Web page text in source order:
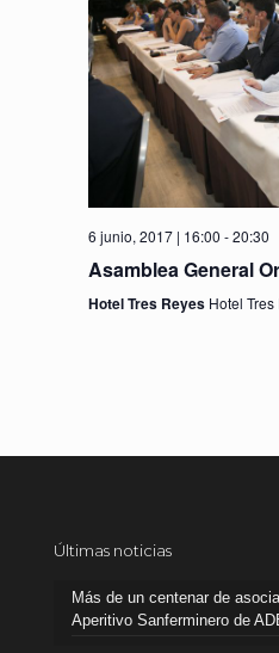
6 junio, 2017 | 16:00 -20:30
Asamblea General
Hotel Tres Reyes Hotel
Últimas noticias
Más de un centenar de
Aperitivo Sanferminero de